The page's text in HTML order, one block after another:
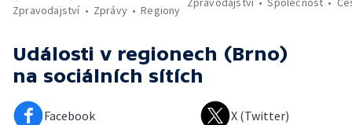
Zpravodajství
Zprávy Regiony
Události v regionech (Brno)
na sociálních sítích
Facebook X (Twitter)